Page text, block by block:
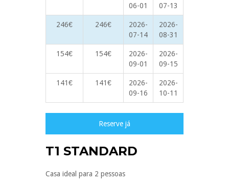
06-01
07-13
246€ 246€
2026-
07-14
2026-
08-31
154€ 154€
2026-
09-01
2026-
09-15
141€ 141€
2026-
09-16
2026-
10-11
Reserve já
T1 STANDARD
Casa ideal para 2 pessoas